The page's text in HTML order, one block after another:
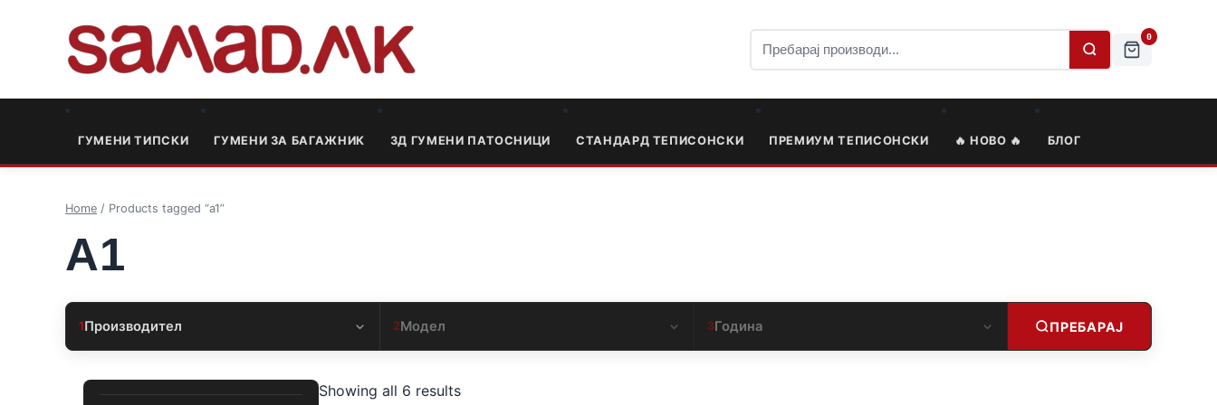
0
ГУМЕНИ ТИПСКИ ГУМЕНИ ЗА БАГАЖНИК 3Д ГУМЕНИ ПАТОСНИЦИ СТАНДАРД ТЕПИСОНСКИ ПРЕМИУМ ТЕПИСОНСКИ 🔥 НОВО 🔥 БЛОГ
Home / Products tagged “a1”
A1
1Производител 2Модел 3Година ПРЕБАРАЈ
Showing all 6 results